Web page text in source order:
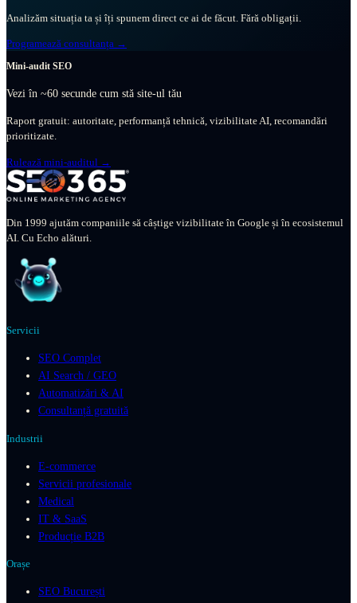
Analizăm situația ta și îți spunem direct ce ai de făcut. Fără obligații.
Programează consultanța →
Mini-audit SEO
Vezi în ~60 secunde cum stă site-ul tău
Raport gratuit: autoritate, performanță tehnică, vizibilitate AI, recomandări
prioritizate.
Rulează mini-auditul →
Din 1999 ajutăm companiile să câștige vizibilitate în Google și în ecosistemul
AI. Cu Echo alături.
Servicii
SEO Complet
AI Search / GEO
Automatizări & AI
Consultanță gratuită
Industrii
E-commerce
Servicii profesionale
Medical
IT & SaaS
Producție B2B
Orașe
SEO București